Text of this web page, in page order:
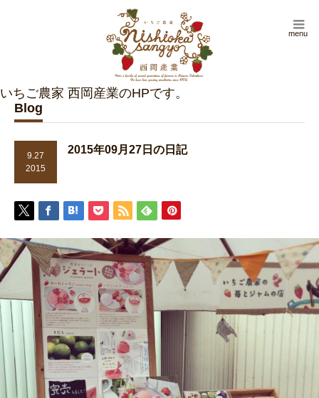
menu
Blog
9.27
2015
2015年09月27日の日記